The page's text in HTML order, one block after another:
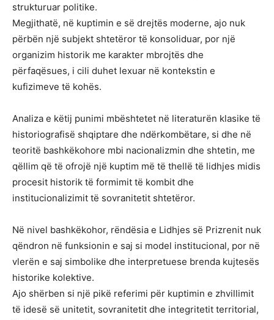
strukturuar politike.
Megjithatë, në kuptimin e së drejtës moderne, ajo nuk
përbën një subjekt shtetëror të konsoliduar, por një
organizim historik me karakter mbrojtës dhe
përfaqësues, i cili duhet lexuar në kontekstin e
kufizimeve të kohës.
Analiza e këtij punimi mbështetet në literaturën klasike të
historiografisë shqiptare dhe ndërkombëtare, si dhe në
teoritë bashkëkohore mbi nacionalizmin dhe shtetin, me
qëllim që të ofrojë një kuptim më të thellë të lidhjes midis
procesit historik të formimit të kombit dhe
institucionalizimit të sovranitetit shtetëror.
Në nivel bashkëkohor, rëndësia e Lidhjes së Prizrenit nuk
qëndron në funksionin e saj si model institucional, por në
vlerën e saj simbolike dhe interpretuese brenda kujtesës
historike kolektive.
Ajo shërben si një pikë referimi për kuptimin e zhvillimit
të idesë së unitetit, sovranitetit dhe integritetit territorial,